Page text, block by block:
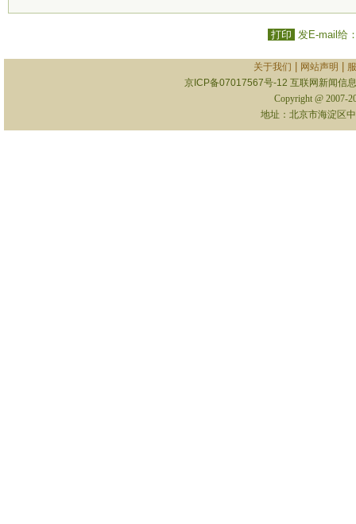
打印 发E-mail给
关于我们 网站声明
京ICP备07017567号-12 互联网新闻信
Copyright @ 2007-
地址：北京市海淀区